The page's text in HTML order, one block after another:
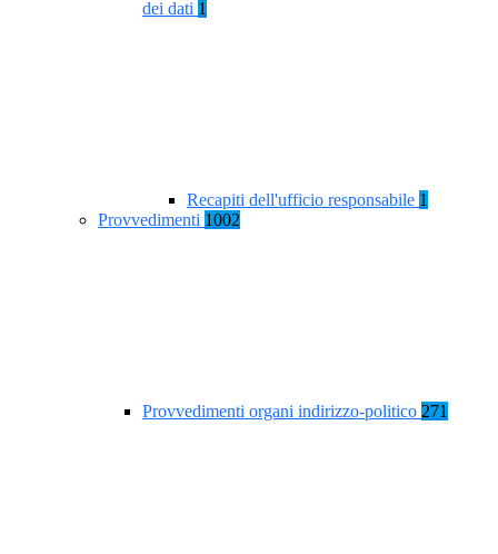
dei dati 1
Recapiti dell'ufficio responsabile 1
Provvedimenti 1002
Provvedimenti organi indirizzo-politico 271